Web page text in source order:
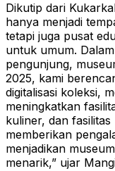
Dikutip dari
hanya menjadi
tetapi juga pusat
untuk umum.
pengunjung,
2025, kami
digitalisasi koleksi,
meningkatkan
kuliner, dan
memberikan
menjadikan
menarik,” ujar